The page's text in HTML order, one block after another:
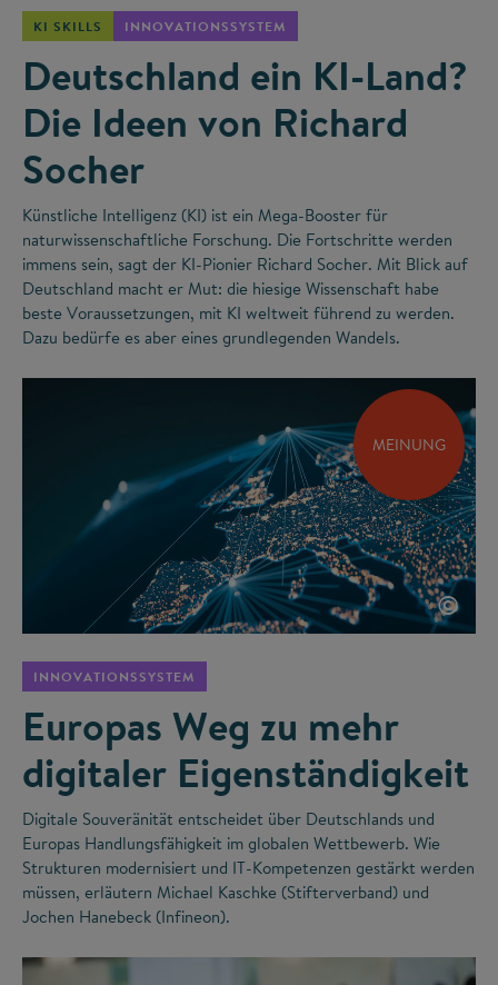
KI SKILLS INNOVATIONSSYSTEM
Deutschland ein KI-Land?
Die Ideen von Richard
Socher
Künstliche Intelligenz (KI) ist ein Mega-Booster für
naturwissenschaftliche Forschung. Die Fortschritte werden
immens sein, sagt der KI-Pionier Richard Socher. Mit Blick auf
Deutschland macht er Mut: die hiesige Wissenschaft habe
beste Voraussetzungen, mit KI weltweit führend zu werden.
Dazu bedürfe es aber eines grundlegenden Wandels.
MEINUNG
©
INNOVATIONSSYSTEM
Europas Weg zu mehr
digitaler Eigenständigkeit
Digitale Souveränität entscheidet über Deutschlands und
Europas Handlungsfähigkeit im globalen Wettbewerb. Wie
Strukturen modernisiert und IT-Kompetenzen gestärkt werden
müssen, erläutern Michael Kaschke (Stifterverband) und
Jochen Hanebeck (Infineon).